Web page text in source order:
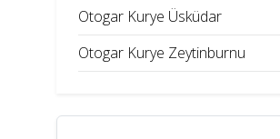
Otogar Kurye Üsküdar
Otogar Kurye Zeytinburnu